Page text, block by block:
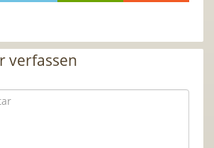
verfassen